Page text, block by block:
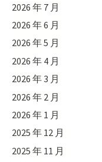
2026 年 7 月
2026 年 6 月
2026 年 5 月
2026 年 4 月
2026 年 3 月
2026 年 2 月
2026 年 1 月
2025 年 12 月
2025 年 11 月